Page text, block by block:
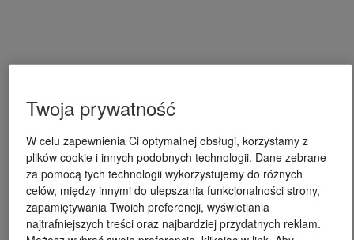
Twoja prywatność
W celu zapewnienia Ci optymalnej obsługi, korzystamy z
plików cookie i innych podobnych technologii. Dane zebrane
za pomocą tych technologii wykorzystujemy do różnych
celów, między innymi do ulepszania funkcjonalności strony,
zapamiętywania Twoich preferencji, wyświetlania
najtrafniejszych treści oraz najbardziej przydatnych reklam.